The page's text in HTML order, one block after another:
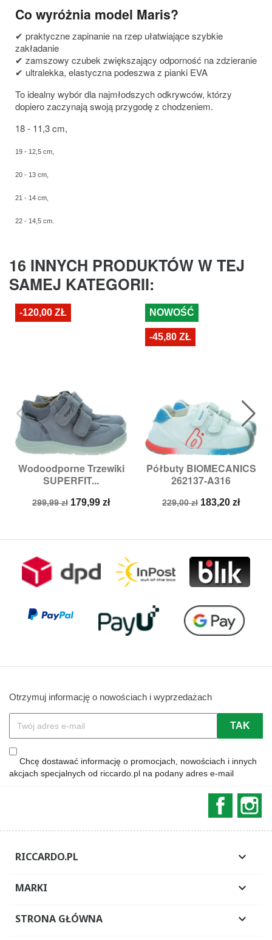
Co wyróżnia model Maris?
✔ praktyczne zapinanie na rzep ułatwiające szybkie
zakładanie
✔ zamszowy czubek zwiększający odporność na zdzieranie
✔ ultralekka, elastyczna podeszwa z pianki EVA
To idealny wybór dla najmłodszych odkrywców, którzy
dopiero zaczynają swoją przygodę z chodzeniem.
18 - 11,3 cm,
19 - 12,5 cm,
20 - 13 cm,
21 - 14 cm,
22 - 14,5 cm.
16 INNYCH PRODUKTÓW W TEJ
SAMEJ KATEGORII:
Wodoodporne Trzewiki
SUPERFIT...
Cena
299,99 zł Cena
179,99 zł
-120,00 ZŁ
Półbuty BIOMECANICS
262137-A316
Cena
229,00 zł Cena
183,20 zł
NOWOŚĆ
-45,80 ZŁ
Otrzymuj informację o nowościach i wyprzedażach
Chcę dostawać informację o promocjach, nowościach i innych
akcjach specjalnych od riccardo.pl na podany adres e-mail
RICCARDO.PL 
MARKI 
STRONA GŁÓWNA 